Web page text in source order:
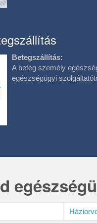
Betegszállítás:
A beteg személy
egészségügyi